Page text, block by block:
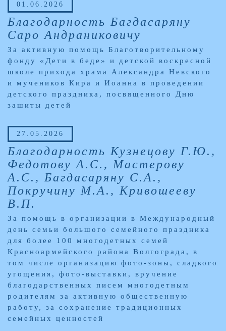
01.06.2026
Благодарность Багдасаряну
Саро Андраниковичу
За активную помощь Благотворительному
фонду «Дети в беде» и детской воскресной
школе прихода храма Александра Невского
и мучеников Кира и Иоанна в проведении
детского праздника, посвященного Дню
зашиты детей
27.05.2026
Благодарность Кузнецову Г.Ю.,
Федотову А.С., Мастерову
А.С., Багдасаряну С.А.,
Покручину М.А., Кривошееву
В.П.
За помощь в организации в Международный
день семьи большого семейного праздника
для более 100 многодетных семей
Красноармейского района Волгограда, в
том числе организацию фото-зоны, сладкого
угощения, фото-выставки, вручение
благодарственных писем многодетным
родителям за активную общественную
работу, за сохранение традиционных
семейных ценностей